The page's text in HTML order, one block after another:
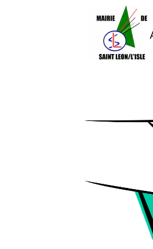
Accueil